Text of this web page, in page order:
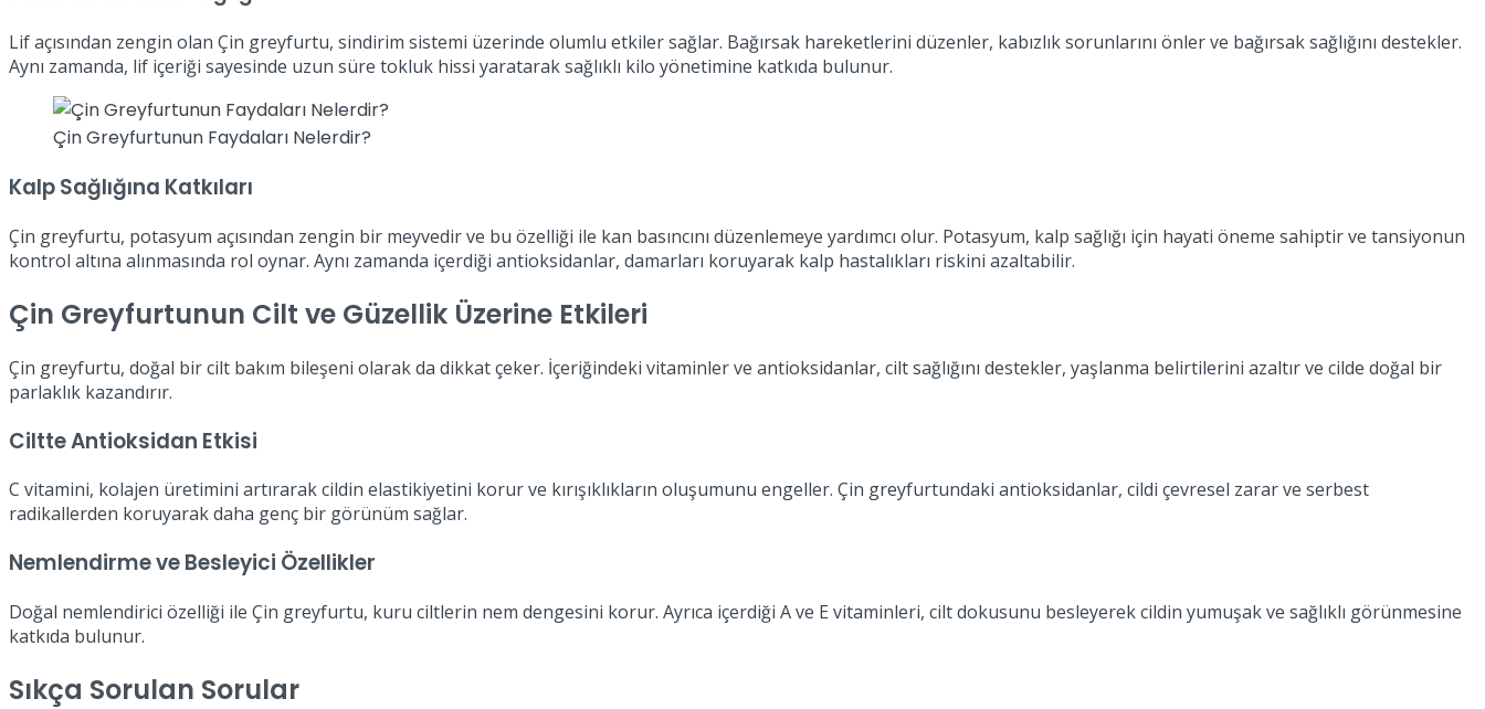
Lif açısından zengin olan Çin greyfurtu, sindirim sistemi üzerinde olumlu etkiler sağlar. Bağırsak hareketlerini düzenler, kabızlık sorunlarını önler ve bağırsak sağlığını destekler.
Aynı zamanda, lif içeriği sayesinde uzun süre tokluk hissi yaratarak sağlıklı kilo yönetimine katkıda bulunur.
Çin Greyfurtunun Faydaları Nelerdir?
Kalp Sağlığına Katkıları
Çin greyfurtu, potasyum açısından zengin bir meyvedir ve bu özelliği ile kan basıncını düzenlemeye yardımcı olur. Potasyum, kalp sağlığı için hayati öneme sahiptir ve tansiyonun
kontrol altına alınmasında rol oynar. Aynı zamanda içerdiği antioksidanlar, damarları koruyarak kalp hastalıkları riskini azaltabilir.
Çin Greyfurtunun Cilt ve Güzellik Üzerine Etkileri
Çin greyfurtu, doğal bir cilt bakım bileşeni olarak da dikkat çeker. İçeriğindeki vitaminler ve antioksidanlar, cilt sağlığını destekler, yaşlanma belirtilerini azaltır ve cilde doğal bir
parlaklık kazandırır.
Ciltte Antioksidan Etkisi
C vitamini, kolajen üretimini artırarak cildin elastikiyetini korur ve kırışıklıkların oluşumunu engeller. Çin greyfurtundaki antioksidanlar, cildi çevresel zarar ve serbest
radikallerden koruyarak daha genç bir görünüm sağlar.
Nemlendirme ve Besleyici Özellikler
Doğal nemlendirici özelliği ile Çin greyfurtu, kuru ciltlerin nem dengesini korur. Ayrıca içerdiği A ve E vitaminleri, cilt dokusunu besleyerek cildin yumuşak ve sağlıklı görünmesine
katkıda bulunur.
Sıkça Sorulan Sorular